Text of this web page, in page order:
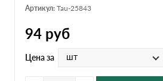
Артикул: Tau-25843
94 руб
Цена за шт